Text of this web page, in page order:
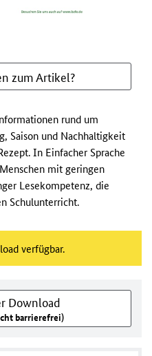
zum Artikel?
rund um
Saison und Nachhaltigkeit
In Einfacher Sprache
mit geringen
Lesekompetenz, die
Schulunterricht.
verfügbar.
Download
barrierefrei)